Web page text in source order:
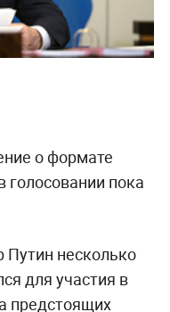
о формате
голосовании пока
Путин несколько
для участия в
предстоящих